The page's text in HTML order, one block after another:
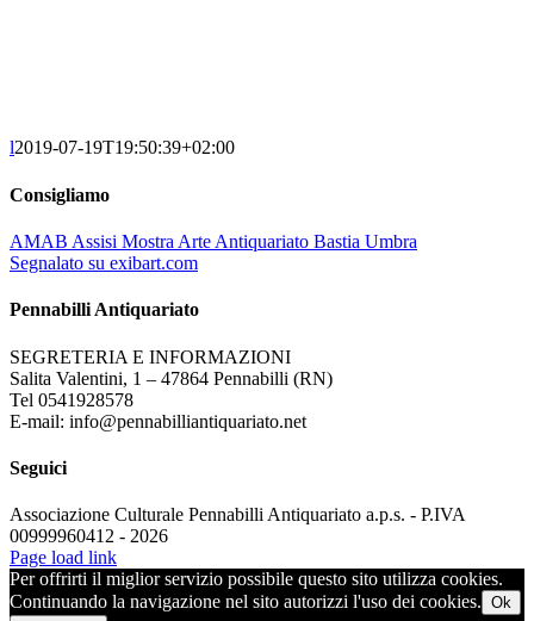
l2019-07-19T19:50:39+02:00
Consigliamo
AMAB Assisi Mostra Arte Antiquariato Bastia Umbra
Segnalato su exibart.com
Pennabilli Antiquariato
SEGRETERIA E INFORMAZIONI
Salita Valentini, 1 – 47864 Pennabilli (RN)
Tel 0541928578
E-mail: info@pennabilliantiquariato.net
Seguici
Associazione Culturale Pennabilli Antiquariato a.p.s. - P.IVA
00999960412 - 2026
Page load link
Per offrirti il miglior servizio possibile questo sito utilizza cookies.
Continuando la navigazione nel sito autorizzi l'uso dei cookies. Ok